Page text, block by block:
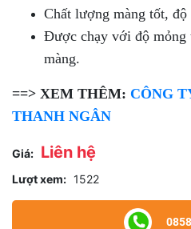
Chất lượng màng tốt, độ
Được chạy với độ mỏng
màng.
==> XEM THÊM: CÔNG
THANH NGÂN
Giá: Liên hệ
Lượt xem: 1522